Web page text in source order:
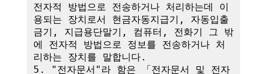
전자적 방법으로 전송하거나 처리하는데 이
용되는 장치로서 현금자동지급기, 자동입출
금기, 지급용단말기, 컴퓨터, 전화기 그 밖
에 전자적 방법으로 정보를 전송하거나 처
리하는 장치를 말합니다.
5. "전자문서"라 함은 「전자문서 및 전자